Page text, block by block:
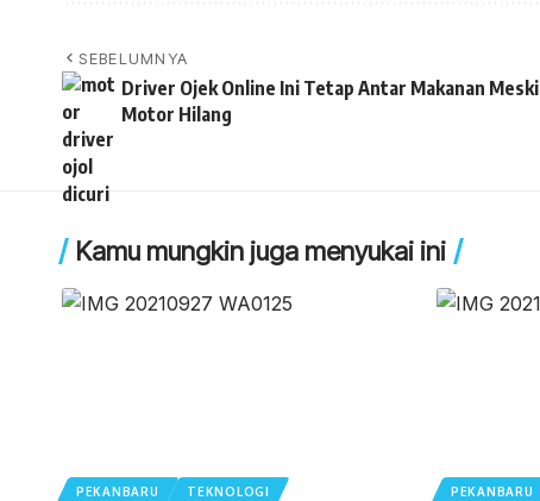
SEBELUMNYA
Driver Ojek Online Ini Tetap Antar Makanan Meski
Motor Hilang
Kamu mungkin juga menyukai ini
PEKANBARU TEKNOLOGI PEKANBARU